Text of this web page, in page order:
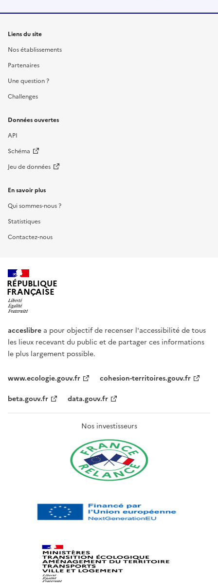
Liens du site
Nos établissements
Partenaires
Une question ?
Challenges
Données ouvertes
API
Schéma
Jeu de données
En savoir plus
Qui sommes-nous ?
Statistiques
Contactez-nous
RÉPUBLIQUE
FRANÇAISE
acceslibre a pour objectif de recenser l'accessibilité de tous
les lieux recevant du public et de partager ces informations
le plus largement possible.
www.ecologie.gouv.fr
cohesion-territoires.gouv.fr
beta.gouv.fr
data.gouv.fr
Nos investisseurs